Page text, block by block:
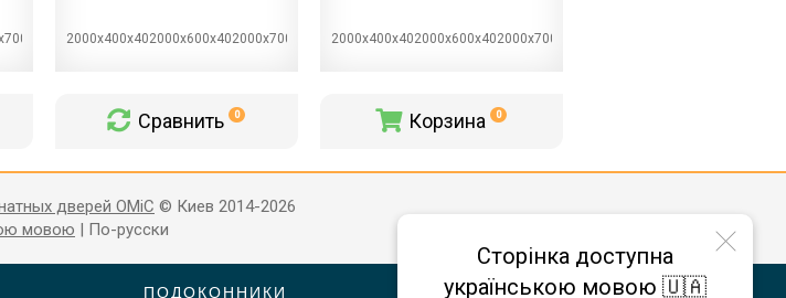
2000х400х402000х600х402000х700х402000х800х402000х900х402000х400х402000х600х402000х700х402000х800х402000х900х40
Сравнить 0 Корзина 0
дверей OMiC © Киев 2014-2026
мовою | По-русски
ПОДОКОННИКИ МАГАЗИНЫ
Сторінка доступна
українською мовою 🇺🇦